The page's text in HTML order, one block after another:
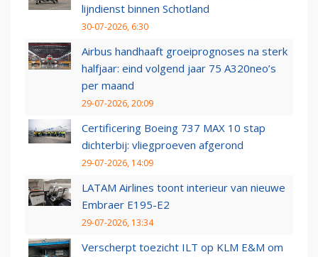
lijndienst binnen Schotland
30-07-2026, 6:30
Airbus handhaaft groeiprognoses na sterk
halfjaar: eind volgend jaar 75 A320neo’s
per maand
29-07-2026, 20:09
Certificering Boeing 737 MAX 10 stap
dichterbij: vliegproeven afgerond
29-07-2026, 14:09
LATAM Airlines toont interieur van nieuwe
Embraer E195-E2
29-07-2026, 13:34
Verscherpt toezicht ILT op KLM E&M om